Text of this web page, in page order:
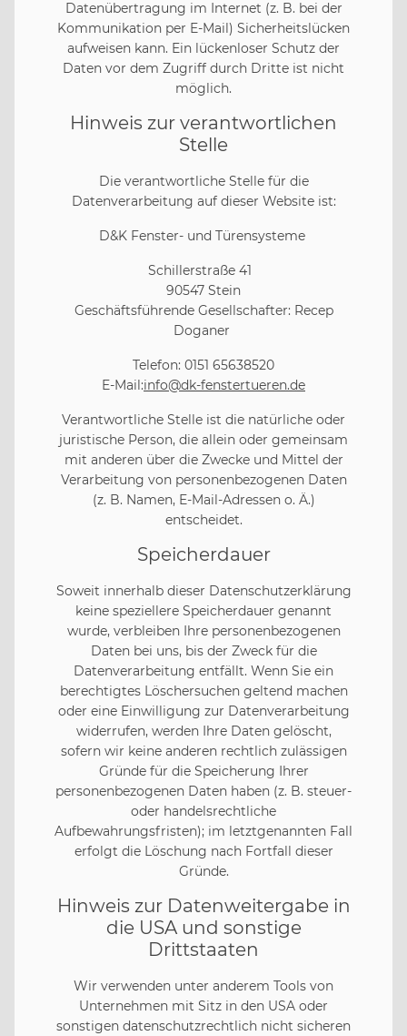
Datenübertragung im Internet (z. B. bei der
Kommunikation per E-Mail) Sicherheitslücken
aufweisen kann. Ein lückenloser Schutz der
Daten vor dem Zugriff durch Dritte ist nicht
möglich.
Hinweis zur verantwortlichen
Stelle
Die verantwortliche Stelle für die
Datenverarbeitung auf dieser Website ist:
D&K Fenster- und Türensysteme
Schillerstraße 41
90547 Stein
Geschäftsführende Gesellschafter: Recep
Doganer
Telefon: 0151 65638520
E-Mail:info@dk-fenstertueren.de
Verantwortliche Stelle ist die natürliche oder
juristische Person, die allein oder gemeinsam
mit anderen über die Zwecke und Mittel der
Verarbeitung von personenbezogenen Daten
(z. B. Namen, E-Mail-Adressen o. Ä.)
entscheidet.
Speicherdauer
Soweit innerhalb dieser Datenschutzerklärung
keine speziellere Speicherdauer genannt
wurde, verbleiben Ihre personenbezogenen
Daten bei uns, bis der Zweck für die
Datenverarbeitung entfällt. Wenn Sie ein
berechtigtes Löschersuchen geltend machen
oder eine Einwilligung zur Datenverarbeitung
widerrufen, werden Ihre Daten gelöscht,
sofern wir keine anderen rechtlich zulässigen
Gründe für die Speicherung Ihrer
personenbezogenen Daten haben (z. B. steuer-
oder handelsrechtliche
Aufbewahrungsfristen); im letztgenannten Fall
erfolgt die Löschung nach Fortfall dieser
Gründe.
Hinweis zur Datenweitergabe in
die USA und sonstige
Drittstaaten
Wir verwenden unter anderem Tools von
Unternehmen mit Sitz in den USA oder
sonstigen datenschutzrechtlich nicht sicheren